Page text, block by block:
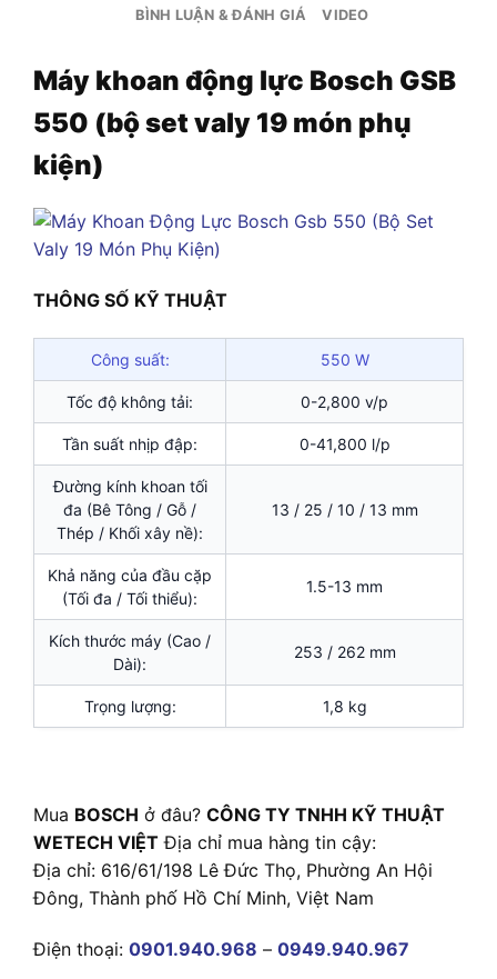
BÌNH LUẬN & ĐÁNH GIÁ VIDEO
Máy khoan động lực Bosch GSB
550 (bộ set valy 19 món phụ
kiện)
THÔNG SỐ KỸ THUẬT
Công suất: 550 W
Tốc độ không tải: 0-2,800 v/p
Tần suất nhịp đập: 0-41,800 l/p
Đường kính khoan tối
đa (Bê Tông / Gỗ /
Thép / Khối xây nề):
13 / 25 / 10 / 13 mm
Khả năng của đầu cặp
(Tối đa / Tối thiểu):
1.5-13 mm
Kích thước máy (Cao /
Dài):
253 / 262 mm
Trọng lượng: 1,8 kg
Mua BOSCH ở đâu? CÔNG TY TNHH KỸ THUẬT
WETECH VIỆT Địa chỉ mua hàng tin cậy:
Địa chỉ: 616/61/198 Lê Đức Thọ, Phường An Hội
Đông, Thành phố Hồ Chí Minh, Việt Nam
Điện thoại: 0901.940.968 – 0949.940.967